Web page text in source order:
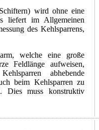
wird ohne eine
liefert im Allgemeinen
des Kehlsparrens,
welche eine große
Feldlänge aufweisen,
abhebende
beim Kehlsparren zu
Dies muss konstruktiv